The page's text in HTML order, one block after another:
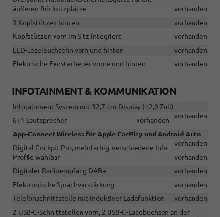
äußeren Rücksitzplätze
vorhanden
3 Kopfstützen hinten
vorhanden
Kopfstützen vorn im Sitz integriert
vorhanden
LED-Leseleuchtehn vorn und hinten
vorhanden
Elektrische Fensterheber vorne und hinten
vorhanden
INFOTAINMENT & KOMMUNIKATION
Infotainment-System mit 32,7-cm-Display (12,9 Zoll)
vorhanden
6+1 Lautsprecher
vorhanden
App-Connect Wireless für Apple CarPlay und Android Auto
vorhanden
Digital Cockpit Pro, mehrfarbig, verschiedene Info-
Profile wählbar
vorhanden
Digitaler Radioempfang DAB+
vorhanden
Elektronische Sprachverstärkung
vorhanden
Telefonschnittstelle mit induktiver Ladefunktion
vorhanden
2 USB-C-Schnittstellen vorn, 2 USB-C-Ladebuchsen an der